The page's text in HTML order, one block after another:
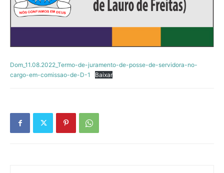
Dom_11.08.2022_Termo-de-juramento-de-posse-de-servidora-no-
cargo-em-comissao-de-D-1
Baixar